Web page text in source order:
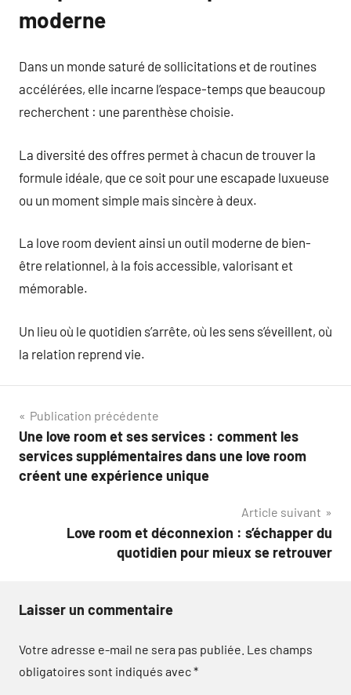
moderne
Dans un monde saturé de sollicitations et de routines
accélérées, elle incarne l’espace-temps que beaucoup
recherchent : une parenthèse choisie.
La diversité des offres permet à chacun de trouver la
formule idéale, que ce soit pour une escapade luxueuse
ou un moment simple mais sincère à deux.
La love room devient ainsi un outil moderne de bien-
être relationnel, à la fois accessible, valorisant et
mémorable.
Un lieu où le quotidien s’arrête, où les sens s’éveillent, où
la relation reprend vie.
Navigation
de
l’article
Publication précédente
Une love room et ses services : comment les
services supplémentaires dans une love room
créent une expérience unique
Article suivant
Love room et déconnexion : s’échapper du
quotidien pour mieux se retrouver
Laisser un commentaire
Votre adresse e-mail ne sera pas publiée. Les champs
obligatoires sont indiqués avec*